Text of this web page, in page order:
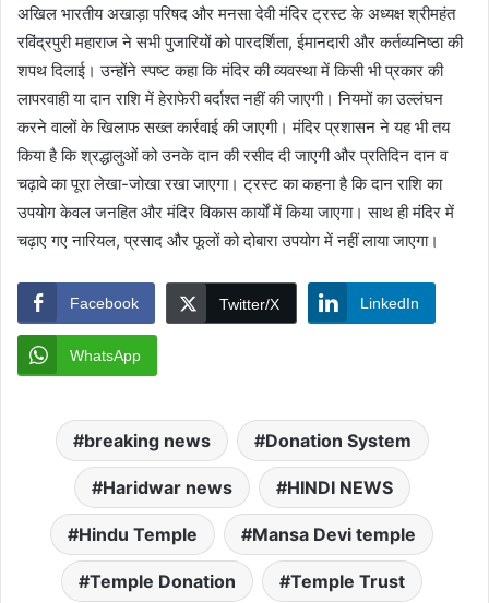
अखिल भारतीय अखाड़ा परिषद और मनसा देवी मंदिर ट्रस्ट के अध्यक्ष श्रीमहंत
रविंद्रपुरी महाराज ने सभी पुजारियों को पारदर्शिता, ईमानदारी और कर्तव्यनिष्ठा की
शपथ दिलाई। उन्होंने स्पष्ट कहा कि मंदिर की व्यवस्था में किसी भी प्रकार की
लापरवाही या दान राशि में हेराफेरी बर्दाश्त नहीं की जाएगी। नियमों का उल्लंघन
करने वालों के खिलाफ सख्त कार्रवाई की जाएगी। मंदिर प्रशासन ने यह भी तय
किया है कि श्रद्धालुओं को उनके दान की रसीद दी जाएगी और प्रतिदिन दान व
चढ़ावे का पूरा लेखा-जोखा रखा जाएगा। ट्रस्ट का कहना है कि दान राशि का
उपयोग केवल जनहित और मंदिर विकास कार्यों में किया जाएगा। साथ ही मंदिर में
चढ़ाए गए नारियल, प्रसाद और फूलों को दोबारा उपयोग में नहीं लाया जाएगा।
Facebook Twitter/X LinkedIn
WhatsApp
breaking news Donation System
Haridwar news HINDI NEWS
Hindu Temple Mansa Devi temple
Temple Donation Temple Trust